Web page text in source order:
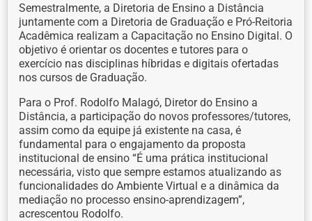
Semestralmente, a Diretoria de Ensino a Distância
juntamente com a Diretoria de Graduação e Pró-Reitoria
Acadêmica realizam a Capacitação no Ensino Digital. O
objetivo é orientar os docentes e tutores para o
exercício nas disciplinas híbridas e digitais ofertadas
nos cursos de Graduação.
Para o Prof. Rodolfo Malagó, Diretor do Ensino a
Distância, a participação do novos professores/tutores,
assim como da equipe já existente na casa, é
fundamental para o engajamento da proposta
institucional de ensino “É uma prática institucional
necessária, visto que sempre estamos atualizando as
funcionalidades do Ambiente Virtual e a dinâmica da
mediação no processo ensino-aprendizagem”,
acrescentou Rodolfo.